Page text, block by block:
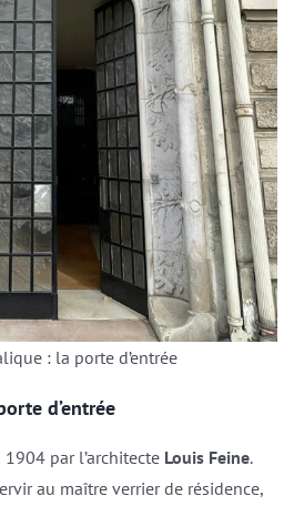
: la porte d’entrée
d’entrée
par l’architecte Louis Feine.
au maître verrier de résidence,